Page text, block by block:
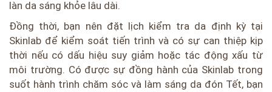
làn da sáng khỏe lâu dài.
Đồng thời, bạn nên đặt lịch kiểm tra da định kỳ tại
Skinlab để kiểm soát tiến trình và có sự can thiệp kịp
thời nếu có dấu hiệu suy giảm hoặc tác động xấu từ
môi trường. Có được sự đồng hành của Skinlab trong
suốt hành trình chăm sóc và làm sáng da đón Tết, bạn